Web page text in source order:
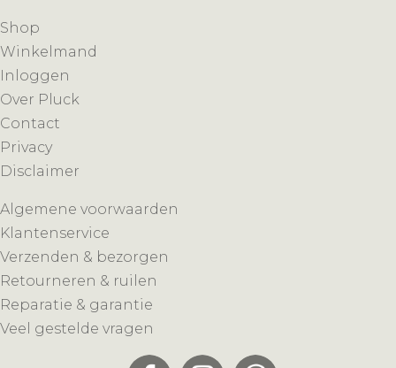
Shop
Winkelmand
Inloggen
Over Pluck
Contact
Privacy
Disclaimer
Algemene voorwaarden
Klantenservice
Verzenden & bezorgen
Retourneren & ruilen
Reparatie & garantie
Veel gestelde vragen